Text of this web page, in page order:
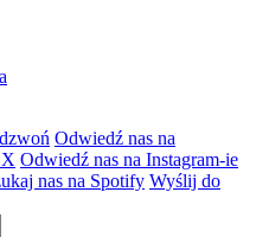
Odwiedź nas na
Odwiedź nas na Instagram-ie
nas na Spotify Wyślij do